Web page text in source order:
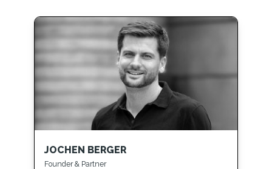
JOCHEN BERGER
Founder & Partner